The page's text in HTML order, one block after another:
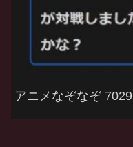
アニメなぞなぞ 7029